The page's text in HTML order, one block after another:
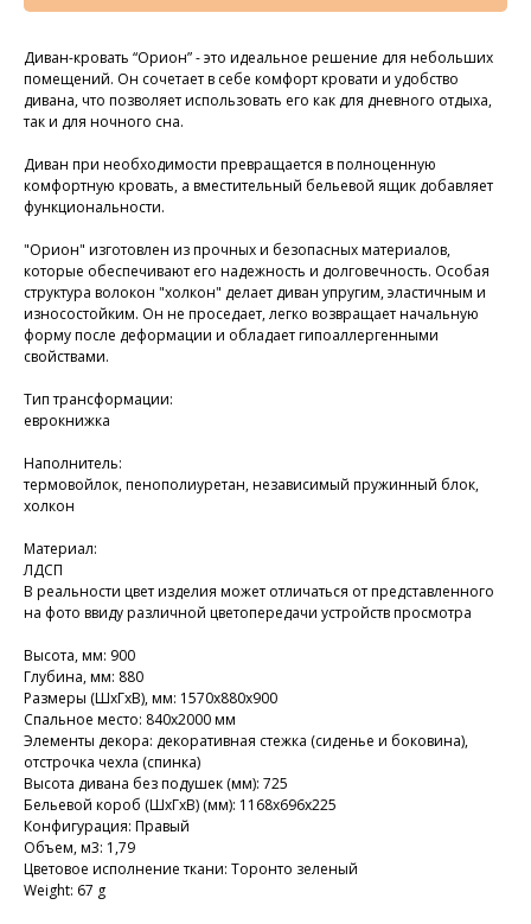
Диван-кровать “Орион” - это идеальное решение для небольших
помещений. Он сочетает в себе комфорт кровати и удобство
дивана, что позволяет использовать его как для дневного отдыха,
так и для ночного сна.
Диван при необходимости превращается в полноценную
комфортную кровать, а вместительный бельевой ящик добавляет
функциональности.
"Орион" изготовлен из прочных и безопасных материалов,
которые обеспечивают его надежность и долговечность. Особая
структура волокон "холкон" делает диван упругим, эластичным и
износостойким. Он не проседает, легко возвращает начальную
форму после деформации и обладает гипоаллергенными
свойствами.
Тип трансформации:
еврокнижка
Наполнитель:
термовойлок, пенополиуретан, независимый пружинный блок,
холкон
Материал:
ЛДСП
В реальности цвет изделия может отличаться от представленного
на фото ввиду различной цветопередачи устройств просмотра
Высота, мм: 900
Глубина, мм: 880
Размеры (ШхГхВ), мм: 1570х880х900
Спальное место: 840х2000 мм
Элементы декора: декоративная стежка (сиденье и боковина),
отстрочка чехла (спинка)
Высота дивана без подушек (мм): 725
Бельевой короб (ШхГхВ) (мм): 1168х696х225
Конфигурация: Правый
Объем, м3: 1,79
Цветовое исполнение ткани: Торонто зеленый
Weight: 67 g